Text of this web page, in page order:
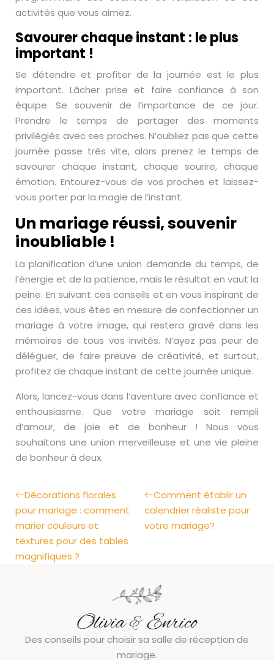
activités que vous aimez.
Savourer chaque instant : le plus
important !
Se détendre et profiter de la journée est le plus
important. Lâcher prise et faire confiance à son
équipe. Se souvenir de l’importance de ce jour.
Prendre le temps de partager des moments
privilégiés avec ses proches. N’oubliez pas que cette
journée passe très vite, alors prenez le temps de
savourer chaque instant, chaque sourire, chaque
émotion. Entourez-vous de vos proches et laissez-
vous porter par la magie de l’instant.
Un mariage réussi, souvenir
inoubliable !
La planification d’une union demande du temps, de
l’énergie et de la patience, mais le résultat en vaut la
peine. En suivant ces conseils et en vous inspirant de
ces idées, vous êtes en mesure de confectionner un
mariage à votre image, qui restera gravé dans les
mémoires de tous vos invités. N’ayez pas peur de
déléguer, de faire preuve de créativité, et surtout,
profitez de chaque instant de cette journée unique.
Alors, lancez-vous dans l’aventure avec confiance et
enthousiasme. Que votre mariage soit rempli
d’amour, de joie et de bonheur ! Nous vous
souhaitons une union merveilleuse et une vie pleine
de bonheur à deux.
Décorations florales
pour mariage : comment
marier couleurs et
textures pour des tables
magnifiques ?
Comment établir un
calendrier réaliste pour
votre mariage?
Des conseils pour choisir sa salle de réception de
mariage.